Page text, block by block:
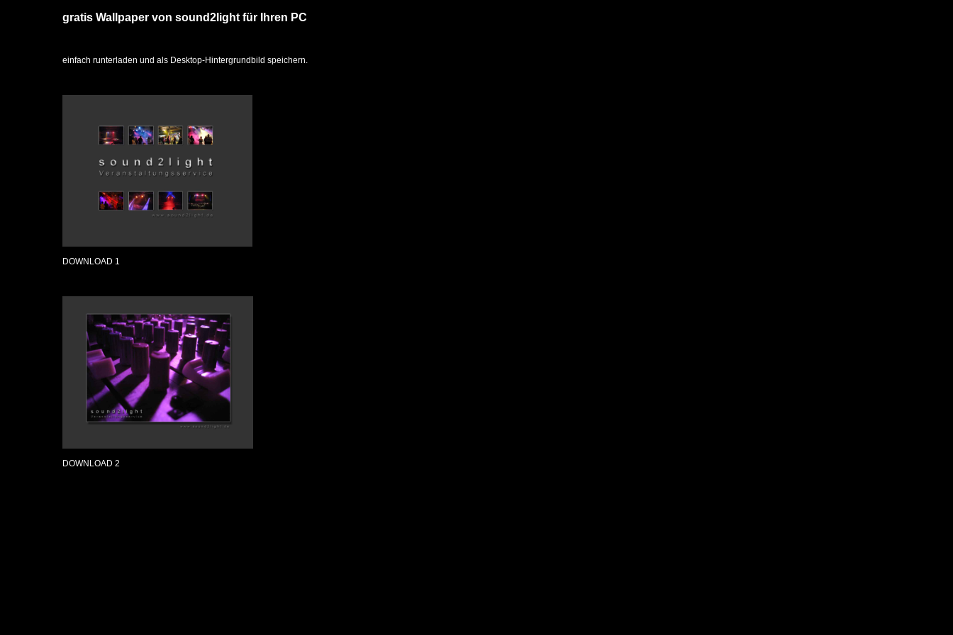
gratis Wallpaper von sound2light für Ihren PC
einfach runterladen und als Desktop-Hintergrundbild speichern.
DOWNLOAD 1
DOWNLOAD 2